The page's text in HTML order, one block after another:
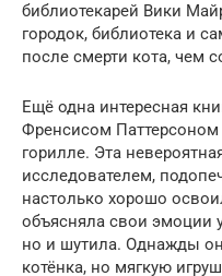
библиотекарей Вики
городок, библиотека и
после смерти кота, чем
Ещё одна интересная
Френсисом Паттерсоном
горилле. Эта
исследователем,
настолько хорошо
объясняла свои эмоции
но и шутила. Однажды
котёнка, но мягкую